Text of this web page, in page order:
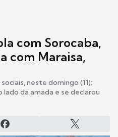
com Sorocaba,
com Maraisa,
neste domingo (11);
da amada e se declarou